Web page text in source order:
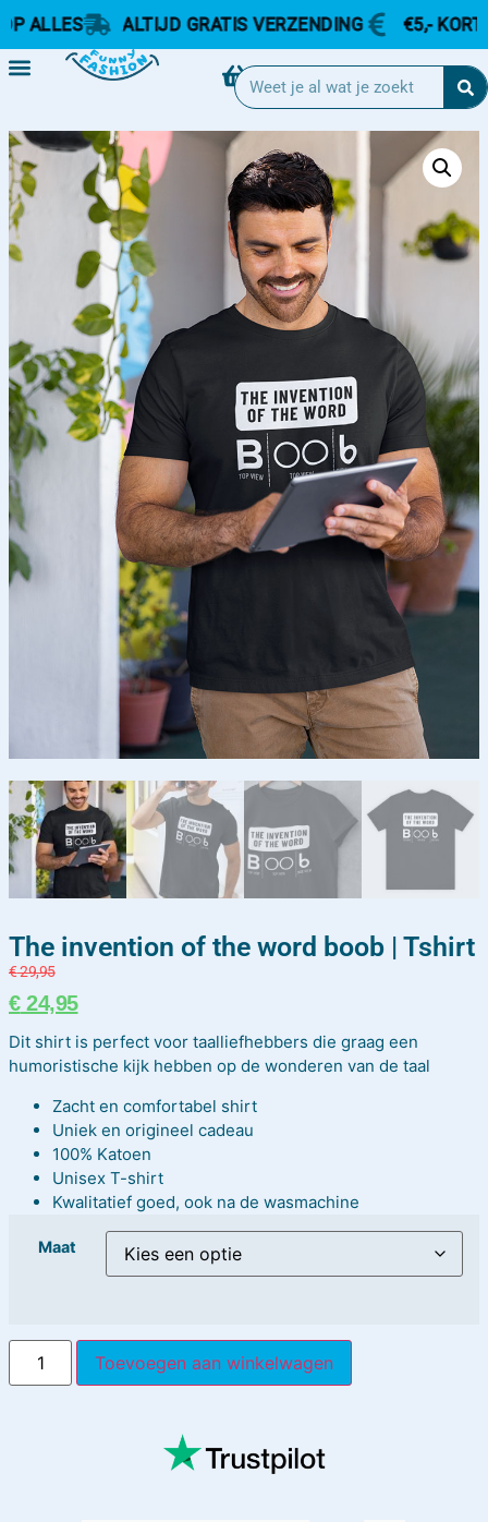
ALTIJD GRATIS VERZENDING €5,- KORTING
The invention of the word boob | Tshirt
€29,95
€24,95
Dit shirt is perfect voor taalliefhebbers die graag een
humoristische kijk hebben op de wonderen van de taal
Zacht en comfortabel shirt
Uniek en origineel cadeau
100% Katoen
Unisex T-shirt
Kwalitatief goed, ook na de wasmachine
Maat
Toevoegen aan winkelwagen